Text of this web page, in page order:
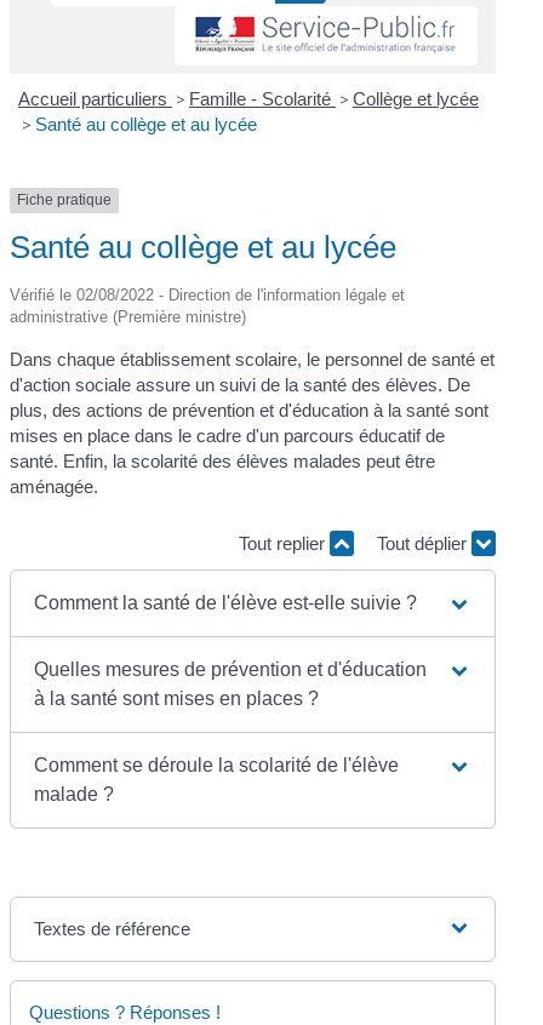
Accueil particuliers > Famille - Scolarité > Collège et lycée
> Santé au collège et au lycée
Fiche pratique
Santé au collège et au lycée
Vérifié le 02/08/2022 - Direction de l'information légale et
administrative (Première ministre)
Dans chaque établissement scolaire, le personnel de santé et
d'action sociale assure un suivi de la santé des élèves. De
plus, des actions de prévention et d'éducation à la santé sont
mises en place dans le cadre d'un parcours éducatif de
santé. Enfin, la scolarité des élèves malades peut être
aménagée.
Tout replier Tout déplier
Comment la santé de l'élève est-elle suivie ?
Quelles mesures de prévention et d'éducation
à la santé sont mises en places ?
Comment se déroule la scolarité de l'élève
malade ?
Textes de référence
Questions ? Réponses !